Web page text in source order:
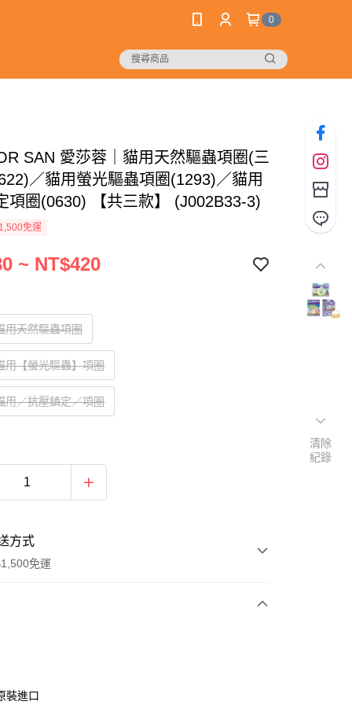
0
SAN 愛莎蓉｜貓用天然驅蟲項圈(三
／貓用螢光驅蟲項圈(1293)／貓用
項圈(0630) 【共三款】 (J002B33-3)
免運
~ NT$420
用天然驅蟲項圈
用【螢光驅蟲】項圈
用／抗壓鎮定／項圈
方式
免運
款
裝進口
清除
紀錄